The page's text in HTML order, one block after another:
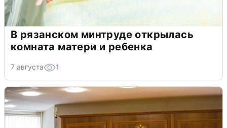
В рязанском минтруде открылась
комната матери и ребенка
7 августа 1